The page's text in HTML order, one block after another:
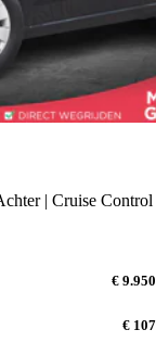
| Cruise Control
€ 9.950
€ 107